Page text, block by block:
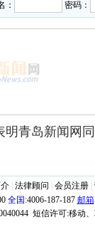
： 密码：
明青岛新闻网